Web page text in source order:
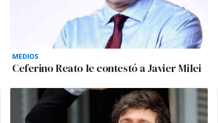
MEDIOS
Ceferino Reato le contestó a Javier Milei